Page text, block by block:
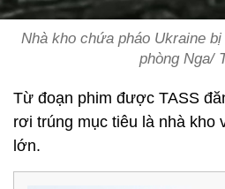
Nhà kho chứa pháo Ukraine
phòng Nga/
Từ đoạn phim được TASS
rơi trúng mục tiêu là nhà kho
lớn.